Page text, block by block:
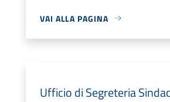
VAI ALLA PAGINA
Ufficio di Segreteria